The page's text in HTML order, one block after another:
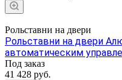
Рольставни на двери
Рольставни на двери
автоматическим
Под заказ
41 428 руб.